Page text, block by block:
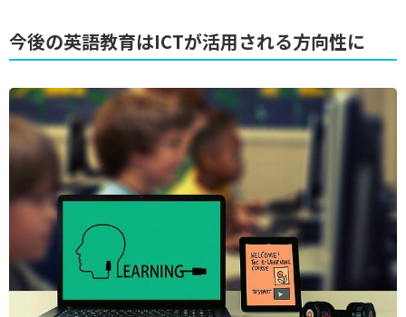
今後の英語教育はICTが活用される方向性に